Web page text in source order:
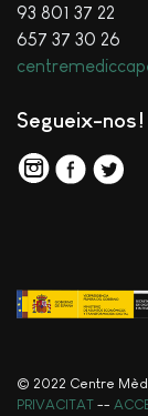
93 801 37 22
657 37 30 26
Segueix-nos!
© 2022 Centre
PRIVACITAT --